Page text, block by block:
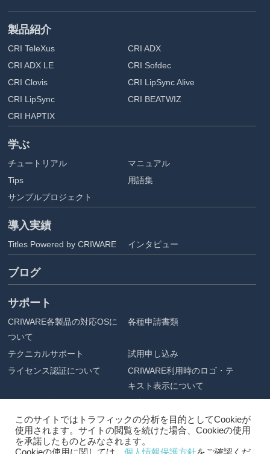
製品紹介
CRI TeleXus
CRI ADX
CRI ADX LE
CRI Sofdec
CRI Clovis
CRI LipSync Alive
CRI LipSync
CRI BEATWIZ
CRI HAPTIX
学ぶ
チュートリアル
マニュアル
Tips
用語集
サンプルプロジェクト
導入実績
Titles Powered by CRIWARE インタビュー
ブログ
サポート
CRIWARE各製品の対応OSに
ついて
各種申請書類
テクニカルサポート
試用申し込み
ライセンス認証について
CRIWARE利用時のロゴ・テ
キスト表示について
企業情報
会社概要 プライバシーポリシー
このサイトではトラフィックの分析を目的としてCookieが
使用されます。サイトの閲覧を続けた場合、Cookieの使用
を承諾したものとみなされます。